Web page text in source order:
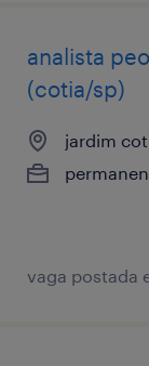
analista
(cotia/sp)
jardim
vaga postada